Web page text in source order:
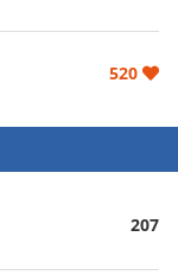
520
207